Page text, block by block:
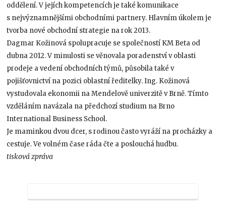
oddělení. V jejích kompetencích je také komunikace
s nejvýznamnějšími obchodními partnery. Hlavním úkolem je
tvorba nové obchodní strategie na rok 2013.
Dagmar Kožinová spolupracuje se společností KM Beta od
dubna 2012. V minulosti se věnovala poradenství v oblasti
prodeje a vedení obchodních týmů, působila také v
pojišťovnictví na pozici oblastní ředitelky. Ing. Kožinová
vystudovala ekonomii na Mendelově univerzitě v Brně. Tímto
vzděláním navázala na předchozí studium na Brno
International Business School.
Je maminkou dvou dcer, s rodinou často vyráží na procházky a
cestuje. Ve volném čase ráda čte a poslouchá hudbu.
tisková zpráva